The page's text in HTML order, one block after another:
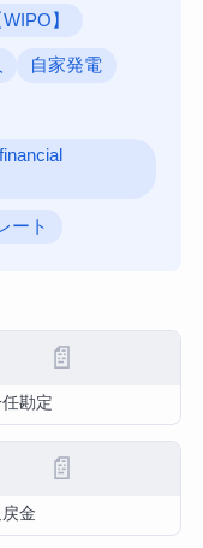
】
自家発電
ート
📄
勘定
📄
金